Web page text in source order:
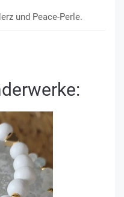
und Peace-Perle.